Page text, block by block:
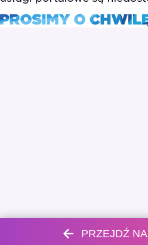
PRZEJDŹ NA